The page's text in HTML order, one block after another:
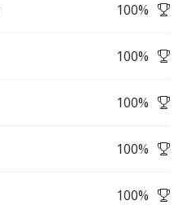
100%
100%
100%
100%
100%